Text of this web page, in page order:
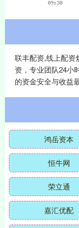
联丰配资,线上配资
资，专业团队24小
的资金安全与收益
鸿岳资本
恒牛网
荣立通
嘉汇优配